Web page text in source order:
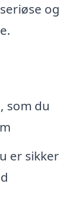
og
som du
er sikker